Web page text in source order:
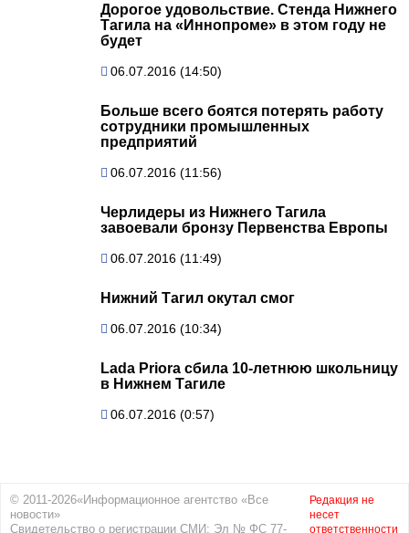
Дорогое удовольствие. Стенда Нижнего
Тагила на «Иннопроме» в этом году не
будет
06.07.2016 (14:50)
Больше всего боятся потерять работу
сотрудники промышленных
предприятий
06.07.2016 (11:56)
Черлидеры из Нижнего Тагила
завоевали бронзу Первенства Европы
06.07.2016 (11:49)
Нижний Тагил окутал смог
06.07.2016 (10:34)
Lada Priora сбила 10-летнюю школьницу
в Нижнем Тагиле
06.07.2016 (0:57)
© 2011-2026«Информационное агентство «Все
новости»
Свидетельство о регистрации СМИ: Эл № ФС 77-
Редакция не
несет
ответственности